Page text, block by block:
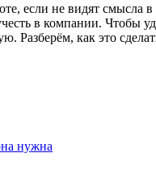
если не видят смысла
в компании. Чтобы
Разберём, как это
нужна